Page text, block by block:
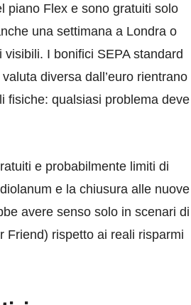
piano Flex e sono gratuiti solo
una settimana a Londra o
I bonifici SEPA standard
diversa dall’euro rientrano
fisiche: qualsiasi problema deve
e probabilmente limiti di
e la chiusura alle nuove
avere senso solo in scenari di
Friend) rispetto ai reali risparmi